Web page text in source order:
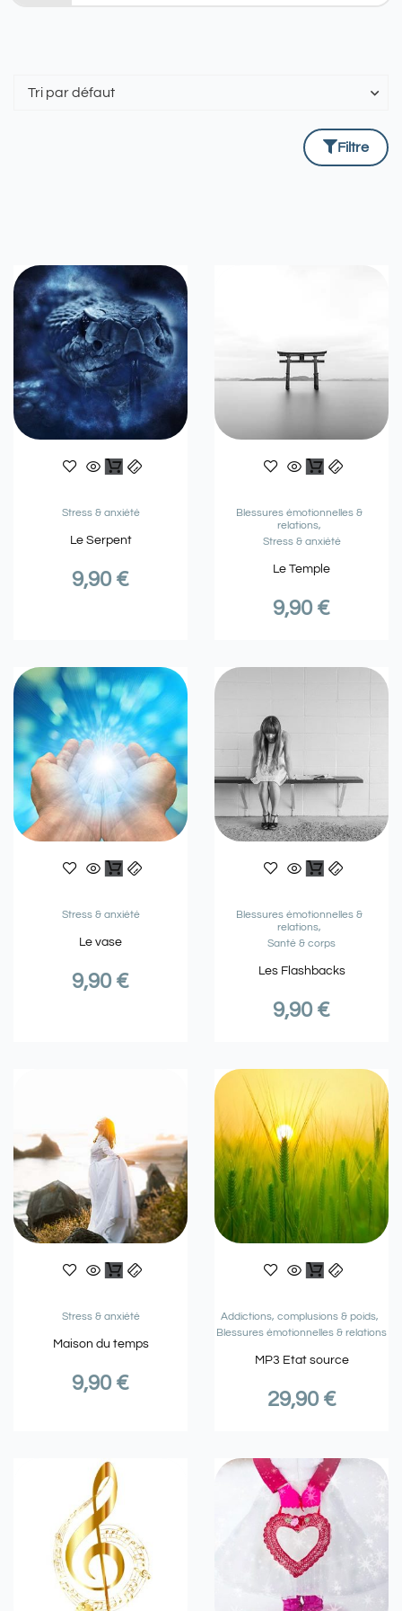
Filtre
Stress & anxiété
Le Serpent
9,90 €
Blessures émotionnelles &
relations
Stress & anxiété
Le Temple
9,90 €
Stress & anxiété
Le vase
9,90 €
Blessures émotionnelles &
relations
Santé & corps
Les Flashbacks
9,90 €
Stress & anxiété
Maison du temps
9,90 €
Addictions, complusions & poids
Blessures émotionnelles & relations
MP3 Etat source
29,90 €